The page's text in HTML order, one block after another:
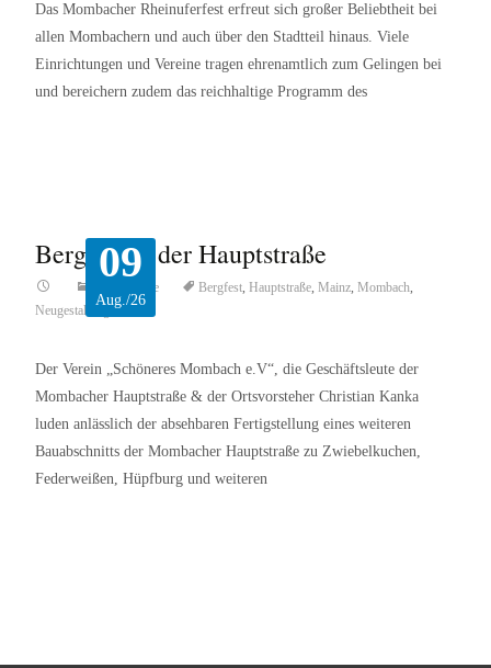
Das Mombacher Rheinuferfest erfreut sich großer Beliebtheit bei
allen Mombachern und auch über den Stadtteil hinaus. Viele
Einrichtungen und Vereine tragen ehrenamtlich zum Gelingen bei
und bereichern zudem das reichhaltige Programm des
09
Aug./26
Bergfest in der Hauptstraße
Top-Beiträge Bergfest, Hauptstraße, Mainz, Mombach,
Neugestaltung
Der Verein „Schöneres Mombach e.V“, die Geschäftsleute der
Mombacher Hauptstraße & der Ortsvorsteher Christian Kanka
luden anlässlich der absehbaren Fertigstellung eines weiteren
Bauabschnitts der Mombacher Hauptstraße zu Zwiebelkuchen,
Federweißen, Hüpfburg und weiteren